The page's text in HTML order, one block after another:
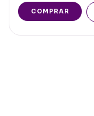
COMPRAR